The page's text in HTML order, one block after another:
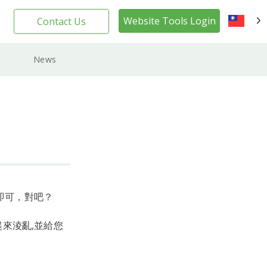
Contact Us Website Tools Login
News
，對吧？
淩亂,並給您